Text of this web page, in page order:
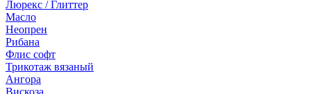
Люрекс / Глиттер
Масло
Неопрен
Рибана
Флис софт
Трикотаж вязаный
Ангора
Вискоза